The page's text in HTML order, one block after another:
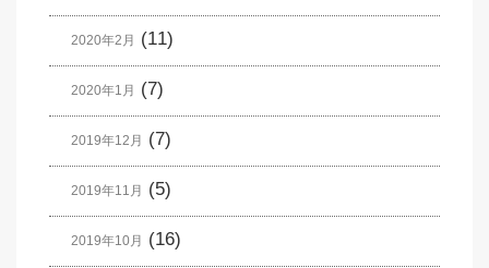
2020年2月 (11)
2020年1月 (7)
2019年12月 (7)
2019年11月 (5)
2019年10月 (16)